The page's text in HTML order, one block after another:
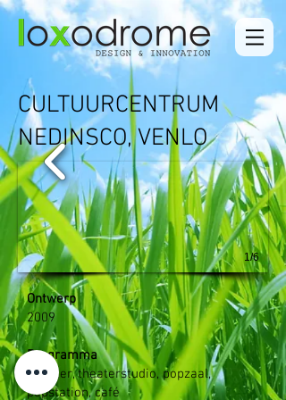
​​CULTUURCENTRUM
NEDINSCO, VENLO
1/6
Ontwerp
2009
Programma
Theater, theaterstudio, popzaal,
popstation, café